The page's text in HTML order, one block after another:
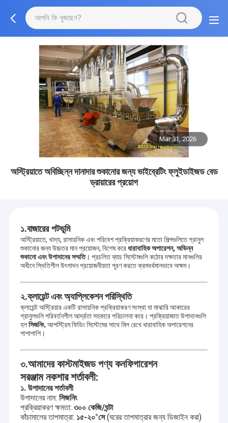
Mar 31, 2026
অস্ট্রিয়াতে অবিচ্ছিন্ন দানাদার শুকানোর জন্য ভাইব্রেটিং ফ্লুইডাইজড বেড
ড্রায়ারের প্রয়োগ
১.বাজারের পটভূমি
অস্ট্রিয়াতে, খাদ্য, রাসায়নিক এবং পরিবেশ প্রক্রিয়াকরণের মতো শিল্পগুলিতে গ্রানুল
শুকানোর জন্য উচ্চতর মান প্রয়োজন, বিশেষ করেধারাবাহিক অপারেশন, অভিন্ন
শুকানো এবং উপাদানের সম্মতি। প্রচলিত ব্যাচ সিস্টেমগুলি কঠোর দক্ষতার মানগুলির
অধীনে স্থিতিশীল উৎপাদন প্রয়োজনীয়তা পূরণ করতে ক্রমবর্ধমানভাবে অক্ষম।
২.ক্লায়েন্ট এবং অ্যাপ্লিকেশন পরিস্থিতি
ক্লায়েন্ট অস্ট্রিয়ার একটি রাসায়নিক প্রক্রিয়াকরণ সংস্থা যা মাঝারি আকারের
গ্রানুলগুলি পরিবর্তনশীল আর্দ্রতা সহকারে পরিচালনা করে। প্রক্রিয়াজাত উপাদানগুলি
হলসিজনিং, আপস্ট্রিম ফিডিং সিস্টেমের সাথে মিল রেখে ধারাবাহিক অপারেশনের
পাশাপাশি।
৩.আমাদের কাস্টমাইজড পণ্য কনফিগারেশন
সরঞ্জাম নকশার শর্তাবলী:
১. উপাদানের শর্তাবলী
উপাদানের নাম: সিজনিং
প্রক্রিয়াকরণ ক্ষমতা: ৩০০ কেজি/ঘন্টা
কাঁচামালের তাপমাত্রা: ১৫-২০°সে(ঘরের তাপমাত্রার জন্য ডিজাইন করা)